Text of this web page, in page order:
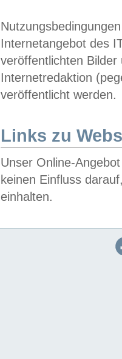
Internetangebot des
veröffentlichten
Internetredaktion
veröffentlicht werden.
Links zu
Unser Online-
keinen Einfluss
einhalten.